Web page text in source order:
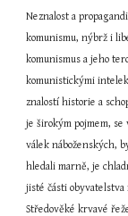
Neznalost a
komunismu, nýbrž i
komunismus a jeho
komunistickými
znalostí historie a
je širokým pojmem, se
válek náboženských,
hledali marně, je
jisté části
Středověké krvavé